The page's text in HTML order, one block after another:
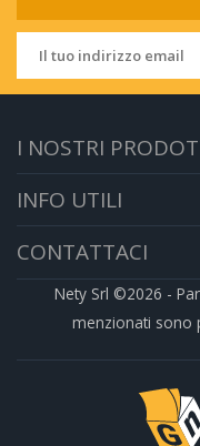
I NOSTRI
INFO UTILI
CONTATTACI
Nety Srl ©2026 -
menzionati sono